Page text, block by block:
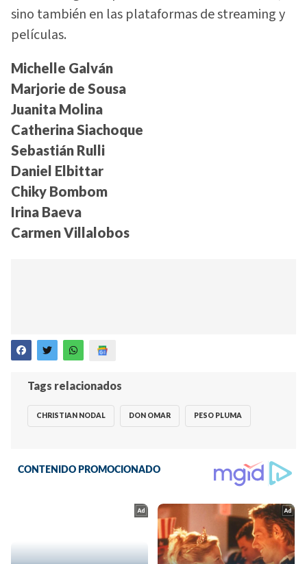
sino también en las plataformas de streaming y
películas.
Michelle Galván
Marjorie de Sousa
Juanita Molina
Catherina Siachoque
Sebastián Rulli
Daniel Elbittar
Chiky Bombom
Irina Baeva
Carmen Villalobos
Tags relacionados
CHRISTIAN NODAL DON OMAR PESO PLUMA